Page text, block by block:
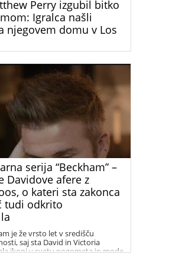
Perry izgubil bitko
Igralca našli
njegovem domu v Los
Chandlerja Binga v priljubljeni
“Prijatelji,” je umrl danes ponoči.
pretresla svet zabave in njegove
serija “Beckham” –
Davidove afere z
o kateri sta zakonca
tudi odkrito
je že vrsto let v središču
saj sta David in Victoria
ikoni v svetu nogometa in mode.